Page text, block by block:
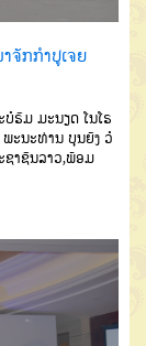
ຈັກກໍາປູເຈຍ
ບໍຣົມ ມະນຽດ ໂນໂຣ
ພະນະທ່ານ ບຸນຍັງ ວໍ
ຊາຊົນລາວ,ພ້ອມ